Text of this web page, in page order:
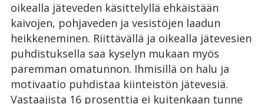
oikealla jäteveden käsittelyllä ehkäistään
kaivojen, pohjaveden ja vesistöjen laadun
heikkeneminen. Riittävällä ja oikealla jätevesien
puhdistuksella saa kyselyn mukaan myös
paremman omatunnon. Ihmisillä on halu ja
motivaatio puhdistaa kiinteistön jätevesiä.
Vastaajista 16 prosenttia ei kuitenkaan tunne